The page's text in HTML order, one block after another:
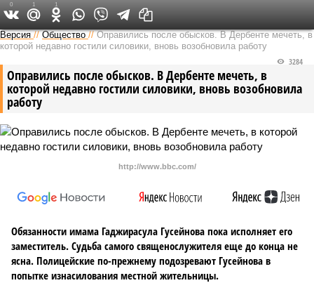
Версия на Кавказе
Версия //Общество //Оправились после обысков. В Дербенте мечеть, в
которой недавно гостили силовики, вновь возобновила работу
Оправились после обысков. В Дербенте мечеть, в
которой недавно гостили силовики, вновь возобновила
работу
3284
http://www.bbc.com/
Обязанности имама Гаджирасула Гусейнова пока исполняет его
заместитель. Судьба самого священослужителя еще до конца не
ясна. Полицейские по-прежнему подозревают Гусейнова в
попытке изнасилования местной жительницы.
0 1 1